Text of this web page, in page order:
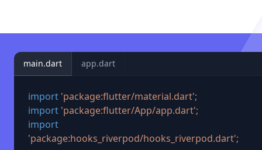
main.dart app.dart
import 'package:flutter/material.dart';
import 'package:flutter/App/app.dart';
import
'package:hooks_riverpod/hooks_riverpod.dart';